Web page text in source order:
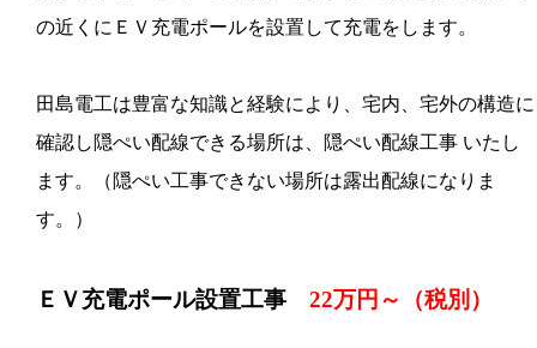
の近くにＥＶ充電ポールを設置して充電をします。
田島電工は豊富な知識と経験により、宅内、宅外の構造に
確認し隠ぺい配線できる場所は、隠ぺい配線工事 いたし
ます。（隠ぺい工事できない場所は露出配線になりま
す。）
ＥＶ充電ポール設置工事 22万円～（税別）